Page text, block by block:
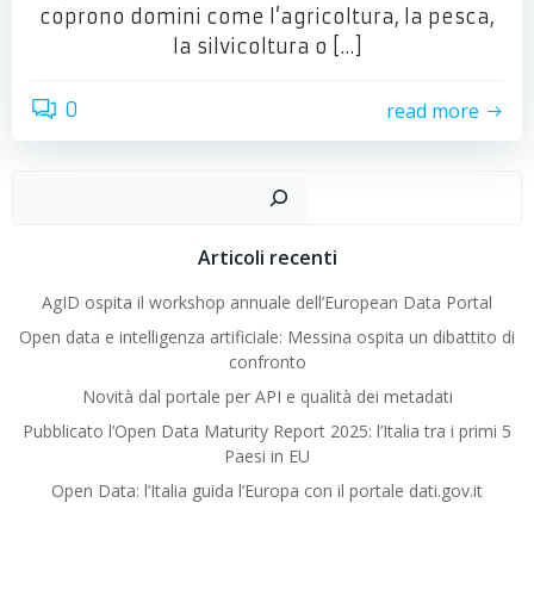
coprono domini come l’agricoltura, la pesca,
la silvicoltura o […]
0 read more
Articoli recenti
AgID ospita il workshop annuale dell’European Data Portal
Open data e intelligenza artificiale: Messina ospita un dibattito di
confronto
Novità dal portale per API e qualità dei metadati
Pubblicato l’Open Data Maturity Report 2025: l’Italia tra i primi 5
Paesi in EU
Open Data: l’Italia guida l’Europa con il portale dati.gov.it